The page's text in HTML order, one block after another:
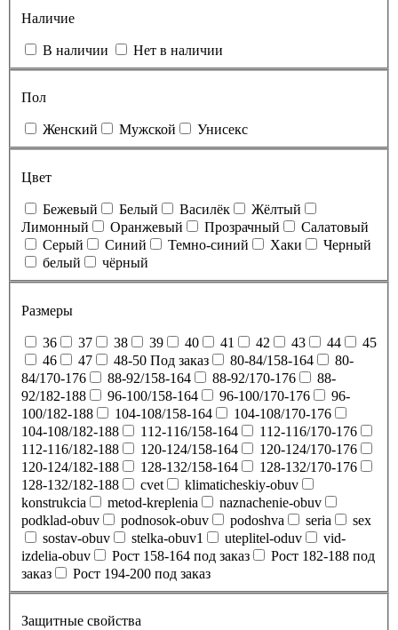
Наличие
В наличии Нет в наличии
Пол
Женский Мужской Унисекс
Цвет
Бежевый Белый Василёк
Жёлтый
Лимонный
Оранжевый Прозрачный
Салатовый
Серый
Синий Темно-синий Хаки
Черный
белый
чёрный
Размеры
36 37 38 39 40 41 42 43 44
45
46
47 48-50 Под заказ 80-84/158-164
80-
84/170-176
88-92/158-164 88-92/170-176
88-
92/182-188
96-100/158-164 96-100/170-176
96-
100/182-188
104-108/158-164
104-108/170-176
104-108/182-188
112-116/158-164
112-116/170-176
112-116/182-188
120-124/158-164
120-124/170-176
120-124/182-188
128-132/158-164
128-132/170-176
128-132/182-188
cvet
klimaticheskiy-obuv
konstrukcia
metod-kreplenia
naznachenie-obuv
podklad-obuv
podnosok-obuv podoshva seria
sex
sostav-obuv
stelka-obuv1 uteplitel-oduv
vid-
izdelia-obuv
Рост 158-164 под заказ
Рост 182-188 под
заказ
Рост 194-200 под заказ
Защитные свойства